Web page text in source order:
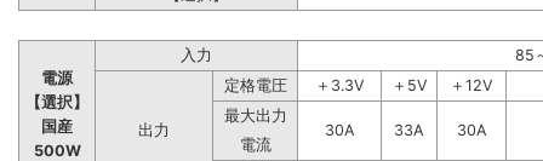
電源
【選択】
国産
500W
入力 85
出力
定格電圧 ＋3.3V ＋5V
＋12V
最大出力
30A
33A
30A
電流